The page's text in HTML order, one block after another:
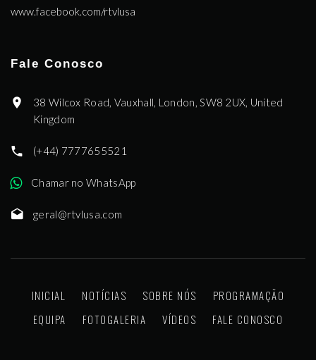
www.facebook.com/rtvlusa
Fale Conosco
38 Wilcox Road, Vauxhall, London, SW8 2UX, United
Kingdom
(+44) 7777655521
Chamar no WhatsApp
geral@rtvlusa.com
INICIAL NOTÍCIAS SOBRE NÓS
PROGRAMAÇÃO
EQUIPA
FOTOGALERIA VÍDEOS FALE CONOSCO